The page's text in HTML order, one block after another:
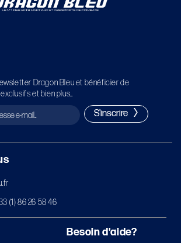
Dragon Bleu et bénéficier de
et bien plus…
S'inscrire
(1) 86 26 58 46
Besoin d'aide?